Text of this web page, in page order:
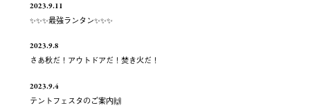
2023.9.11
✨✨✨最強ランタン✨✨✨
2023.9.8
さあ秋だ！アウトドアだ！焚き火だ！
2023.9.4
テントフェスタのご案内🙌